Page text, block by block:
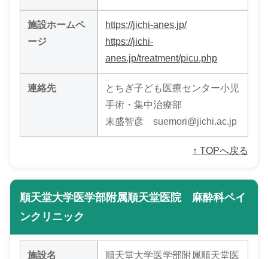
施設ホームペ
ージ
https://jichi-anes.jp/
https://jichi-
anes.jp/treatment/picu.php
連絡先
とちぎ子ども医療センター小児
手術・集中治療部
末盛智彦 suemori@jichi.ac.jp
↑ TOPへ戻る
順天堂大学医学部附属順天堂医院 麻酔科ペイ
ンクリニック
施設名
順天堂大学医学部附属順天堂医